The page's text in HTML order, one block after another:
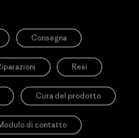
Consegna
Resi
Cura del prodotto
di contatto